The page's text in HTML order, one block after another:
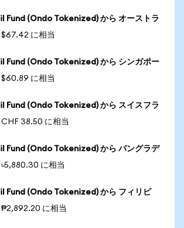
Fund (Ondo Tokenized) から オーストラ
$67.42 に相当
Fund (Ondo Tokenized) から シンガポー
$60.89 に相当
Fund (Ondo Tokenized) から スイスフラ
38.50 に相当
Fund (Ondo Tokenized) から バングラデ
に相当
Fund (Ondo Tokenized) から フィリピ
₱2,892.20 に相当